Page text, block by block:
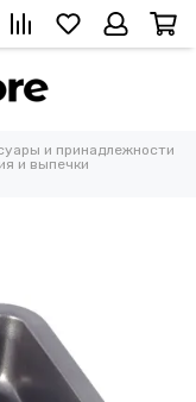
и принадлежности
и выпечки